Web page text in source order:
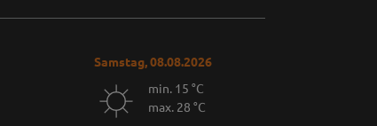
Samstag, 08.08.2026
min. 15 °C
max. 28 °C